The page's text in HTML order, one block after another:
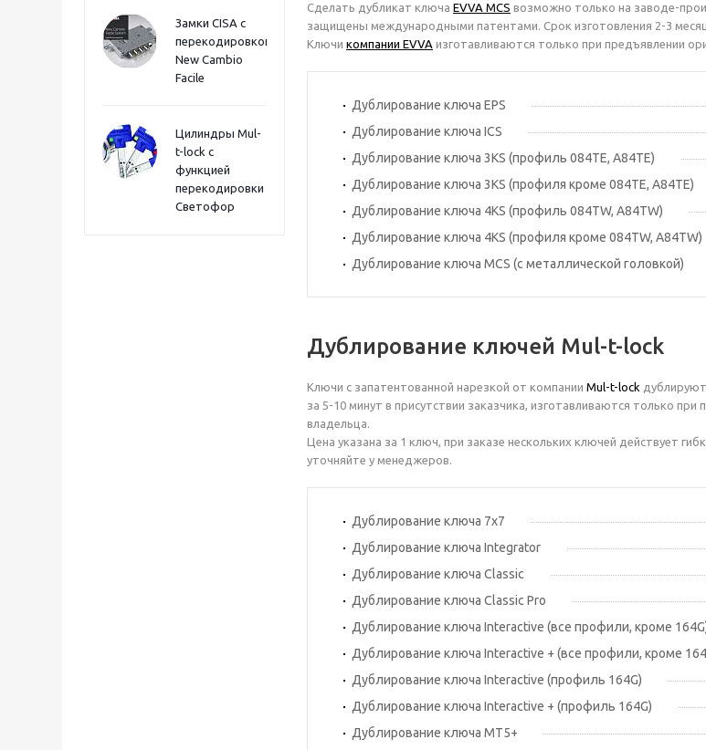
Замки CISA с
перекодировкой
New Cambio
Facile
Цилиндры Mul-
t-lock с
функцией
перекодировки
Светофор
Сделать дубликат ключа EVVA MCS возможно только на заводе-
защищены международными патентами. Срок изготовления 2-3
Ключи компании EVVA изготавливаются только при предъявлении
Дублирование ключа EPS
Дублирование ключа ICS
Дублирование ключа 3KS (профиль 084TE, A84TE)
Дублирование ключа 3KS (профиля кроме 084TE, A84TE)
Дублирование ключа 4KS (профиль 084TW, A84TW)
Дублирование ключа 4KS (профиля кроме 084TW, A84TW)
Дублирование ключа MCS (с металлической головкой)
Дублирование ключей Mul-t-lock
Ключи с запатентованной нарезкой от компании Mul-t-lock
за 5-10 минут в присутствии заказчика, изготавливаются только при
владельца.
Цена указана за 1 ключ, при заказе нескольких ключей действует
уточняйте у менеджеров.
Дублирование ключа 7x7
Дублирование ключа Integrator
Дублирование ключа Classic
Дублирование ключа Classic Pro
Дублирование ключа Interactive (все профили, кроме
Дублирование ключа Interactive + (все профили, кроме
Дублирование ключа Interactive (профиль 164G)
Дублирование ключа Interactive + (профиль 164G)
Дублирование ключа МТ5+